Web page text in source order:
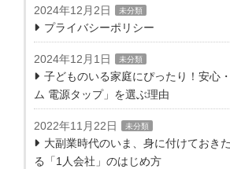
2024年12月2日 未分類
プライバシーポリシー
2024年12月1日 未分類
子どものいる家庭にぴったり！安心
ム 電源タップ」を選ぶ理由
2022年11月22日 未分類
大副業時代のいま、身に付けておき
る「1人会社」のはじめ方